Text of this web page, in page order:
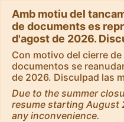
Amb motiu del
de documents es
d'agost de 2026.
Con motivo del cierre
documentos se
de 2026. Disculpad las
Due to the summer
resume starting August
any inconvenience.